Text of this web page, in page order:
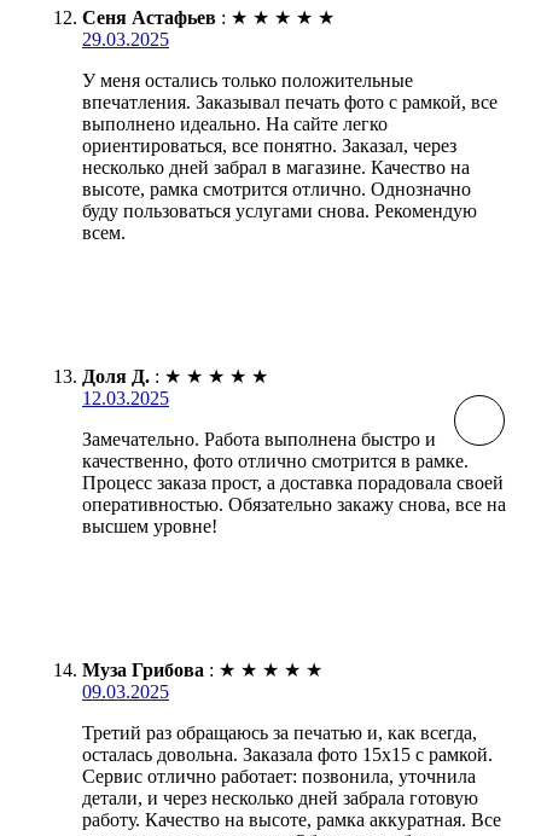
Сеня Астафьев : ★ ★ ★ ★ ★
29.03.2025
У меня остались только положительные
впечатления. Заказывал печать фото с рамкой, все
выполнено идеально. На сайте легко
ориентироваться, все понятно. Заказал, через
несколько дней забрал в магазине. Качество на
высоте, рамка смотрится отлично. Однозначно
буду пользоваться услугами снова. Рекомендую
всем.
Доля Д. : ★ ★ ★ ★ ★
12.03.2025
Замечательно. Работа выполнена быстро и
качественно, фото отлично смотрится в рамке.
Процесс заказа прост, а доставка порадовала своей
оперативностью. Обязательно закажу снова, все на
высшем уровне!
Муза Грибова : ★ ★ ★ ★ ★
09.03.2025
Третий раз обращаюсь за печатью и, как всегда,
осталась довольна. Заказала фото 15х15 с рамкой.
Сервис отлично работает: позвонила, уточнила
детали, и через несколько дней забрала готовую
работу. Качество на высоте, рамка аккуратная. Все